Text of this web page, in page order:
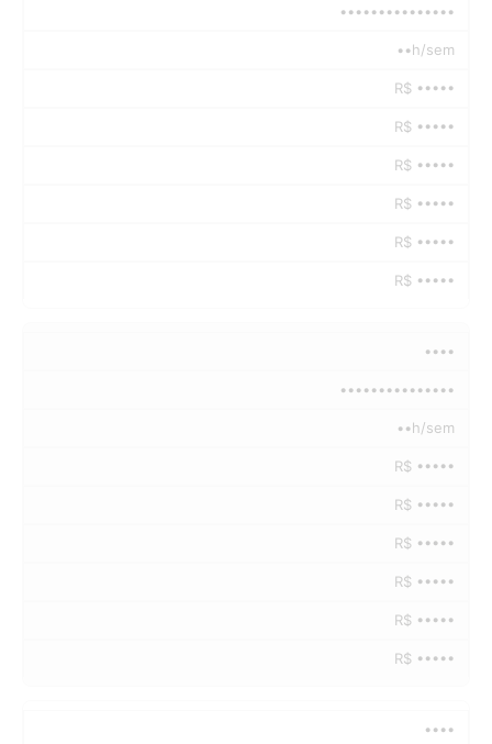
•••••••••••••••
••h/sem
R$ •••••
R$ •••••
R$ •••••
R$ •••••
R$ •••••
R$ •••••
••••
•••••••••••••••
••h/sem
R$ •••••
R$ •••••
R$ •••••
R$ •••••
R$ •••••
R$ •••••
••••